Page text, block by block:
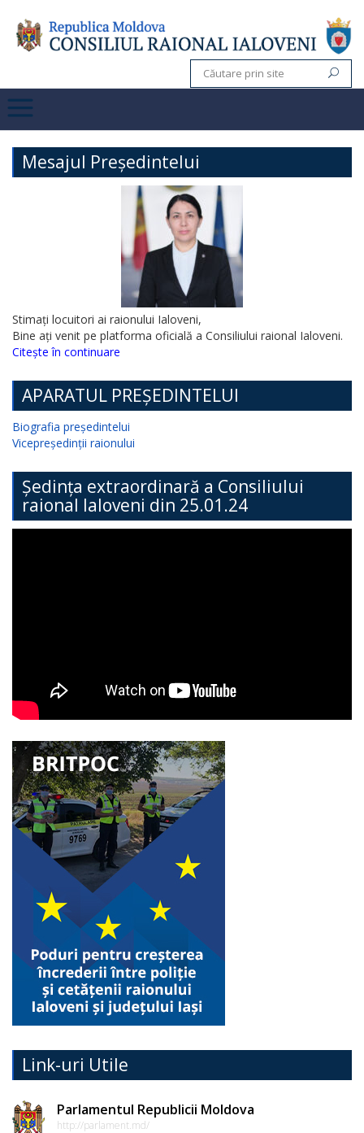
Mesajul Președintelui
Stimați locuitori ai raionului Ialoveni,
Bine ați venit pe platforma oficială a Consiliului raional Ialoveni.
Citește în continuare
APARATUL PREȘEDINTELUI
Biografia președintelui
Vicepreședinții raionului
Ședința extraordinară a Consiliului
raional Ialoveni din 25.01.24
Link-uri Utile
Parlamentul Republicii Moldova
http://parlament.md/